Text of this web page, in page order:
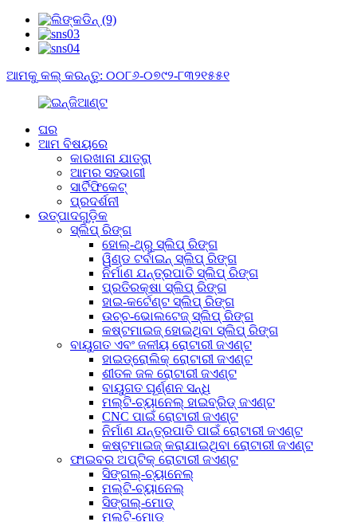
ଆମକୁ କଲ୍ କରନ୍ତୁ: ୦୦୮୬-୦୭୯୨-୮୩୨୧୫୫୧
ଘର
ଆମ ବିଷୟରେ
କାରଖାନା ଯାତ୍ରା
ଆମର ସହଭାଗୀ
ସାର୍ଟିଫିକେଟ୍
ପ୍ରଦର୍ଶନୀ
ଉତ୍ପାଦଗୁଡ଼ିକ
ସ୍ଲିପ୍ ରିଙ୍ଗ
ହୋଲ୍-ଥ୍ରୁ ସ୍ଲିପ୍ ରିଙ୍ଗ
ୱିଣ୍ଡ ଟର୍ବାଇନ୍ ସ୍ଲିପ୍ ରିଙ୍ଗ
ନିର୍ମାଣ ଯନ୍ତ୍ରପାତି ସ୍ଲିପ୍ ରିଙ୍ଗ
ପ୍ରତିରକ୍ଷା ସ୍ଲିପ୍ ରିଙ୍ଗ
ହାଇ-କର୍ଟେଣ୍ଟ ସ୍ଲିପ୍ ରିଙ୍ଗ
ଉଚ୍ଚ-ଭୋଲଟେଜ୍ ସ୍ଲିପ୍ ରିଙ୍ଗ
କଷ୍ଟମାଇଜ୍ ହୋଇଥିବା ସ୍ଲିପ୍ ରିଙ୍ଗ
ବାୟୁଗତ ଏବଂ ଜଳୀୟ ରୋଟାରୀ ଜଏଣ୍ଟ
ହାଇଡ୍ରୋଲିକ୍ ରୋଟାରୀ ଜଏଣ୍ଟ
ଶୀତଳ ଜଳ ରୋଟାରୀ ଜଏଣ୍ଟ
ବାୟୁଗତ ଘୂର୍ଣ୍ଣନ ସନ୍ଧି
ମଲ୍ଟି-ଚ୍ୟାନେଲ୍ ହାଇବ୍ରିଡ୍ ଜଏଣ୍ଟ
CNC ପାଇଁ ରୋଟାରୀ ଜଏଣ୍ଟ
ନିର୍ମାଣ ଯନ୍ତ୍ରପାତି ପାଇଁ ରୋଟାରୀ ଜଏଣ୍ଟ
କଷ୍ଟମାଇଜ୍ କରାଯାଇଥିବା ରୋଟାରୀ ଜଏଣ୍ଟ
ଫାଇବର ଅପ୍ଟିକ୍ ରୋଟାରୀ ଜଏଣ୍ଟ
ସିଙ୍ଗଲ୍-ଚ୍ୟାନେଲ୍
ମଲ୍ଟି-ଚ୍ୟାନେଲ୍
ସିଙ୍ଗଲ୍-ମୋଡ୍
ମଲ୍ଟି-ମୋଡ୍